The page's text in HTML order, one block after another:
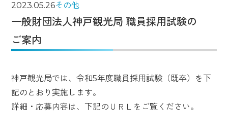
2023.05.26その他
一般財団法人神戸観光局 職員採用試験の
ご案内
神戸観光局では、令和5年度職員採用試験（既卒）を下
記のとおり実施します。
詳細・応募内容は、下記のＵＲＬをご覧ください。